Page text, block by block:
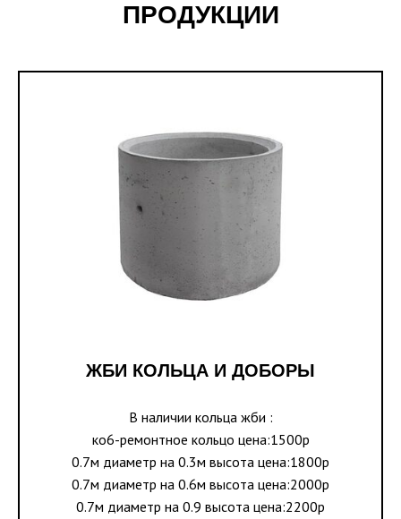
ПРОДУКЦИИ
ЖБИ КОЛЬЦА И ДОБОРЫ
В наличии кольца жби :
ко6-ремонтное кольцо цена:1500р
0.7м диаметр на 0.3м высота цена:1800р
0.7м диаметр на 0.6м высота цена:2000р
0.7м диаметр на 0.9 высота цена:2200р